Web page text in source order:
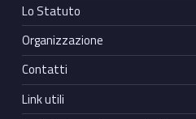
Lo Statuto
Organizzazione
Contatti
Link utili